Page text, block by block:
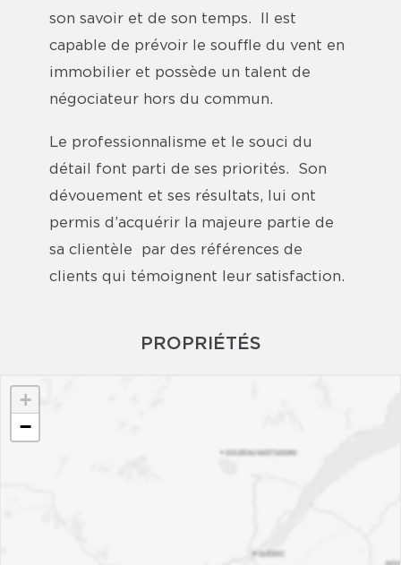
son savoir et de son temps. Il est
capable de prévoir le souffle du vent en
immobilier et possède un talent de
négociateur hors du commun.
Le professionnalisme et le souci du
détail font parti de ses priorités. Son
dévouement et ses résultats, lui ont
permis d’acquérir la majeure partie de
sa clientèle par des références de
clients qui témoignent leur satisfaction.
PROPRIÉTÉS
+
−